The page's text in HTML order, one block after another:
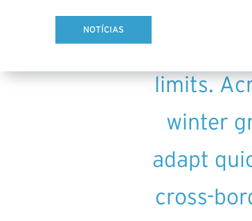
NOTÍCIAS
limits.
winter
adapt
cross-